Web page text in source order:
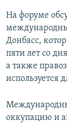
На форуме
Донбасс,
пяти лет со
а также
оккупацию и